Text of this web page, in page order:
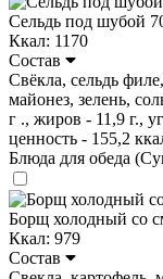
Сельдь под шубой
Ккал: 1170
Состав
Свёкла, сельдь
майонез, зелень,
г ., жиров - 11,9 г.,
ценность - 155,2
Блюда для обеда
Борщ холодный со
Ккал: 979
Состав